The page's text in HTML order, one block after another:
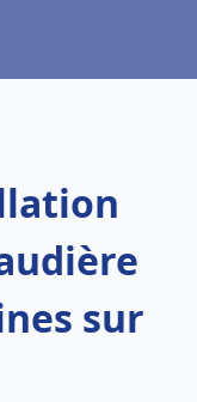
sur